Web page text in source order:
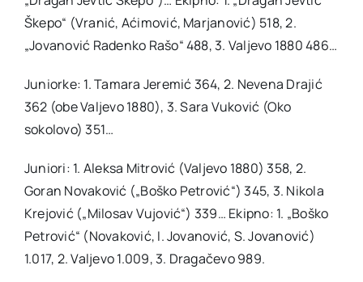
Škepo“ (Vranić, Aćimović, Marjanović) 518, 2.
„Jovanović Radenko Rašo“ 488, 3. Valjevo 1880 486…
Juniorke: 1. Tamara Jeremić 364, 2. Nevena Drajić
362 (obe Valjevo 1880), 3. Sara Vuković (Oko
sokolovo) 351…
Juniori: 1. Aleksa Mitrović (Valjevo 1880) 358, 2.
Goran Novaković („Boško Petrović“) 345, 3. Nikola
Krejović („Milosav Vujović“) 339… Ekipno: 1. „Boško
Petrović“ (Novaković, I. Jovanović, S. Jovanović)
1.017, 2. Valjevo 1.009, 3. Dragačevo 989.